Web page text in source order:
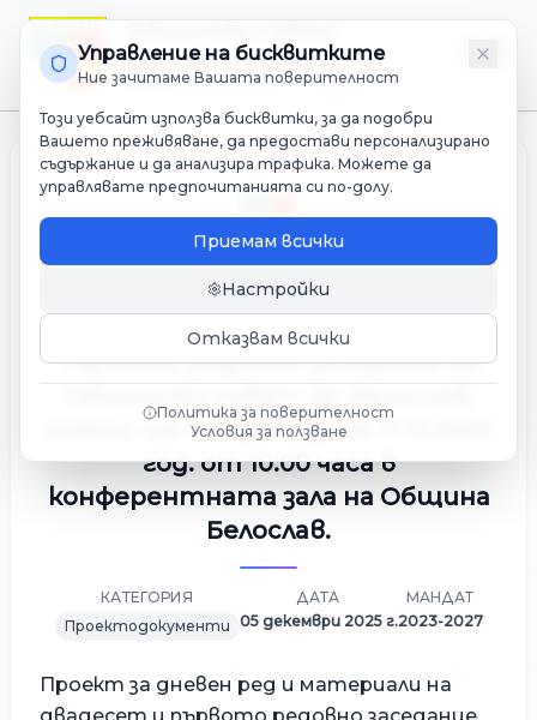
Община Белослав
Мандат 2023-2027
Проект за дневен ред и
материали на двадесет и
първото редовно заседание на
което ще се проведе на 11.12.2025
год. от 10:00 часа в
конферентната зала на Община
Белослав.
КАТЕГОРИЯ
Проектодокументи
ДАТА
05 декември 2025 г.
МАНДАТ
2023-2027
Проект за дневен ред и материали на
Управление на бисквитките
Ние зачитаме Вашата поверителност
Този уебсайт използва бисквитки, за да подобри
Вашето преживяване, да предостави персонализирано
съдържание и да анализира трафика. Можете да
управлявате предпочитанията си по-долу.
Приемам всички
Настройки
Отказвам всички
Политика за поверителност
Условия за ползване